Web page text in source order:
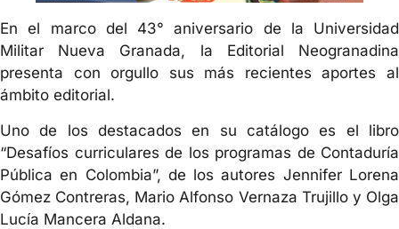
En el marco del 43° aniversario de la Universidad
Militar Nueva Granada, la Editorial Neogranadina
presenta con orgullo sus más recientes aportes al
ámbito editorial.
Uno de los destacados en su catálogo es el libro
“Desafíos curriculares de los programas de Contaduría
Pública en Colombia”, de los autores Jennifer Lorena
Gómez Contreras, Mario Alfonso Vernaza Trujillo y Olga
Lucía Mancera Aldana.